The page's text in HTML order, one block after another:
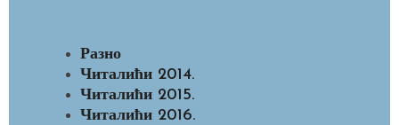
Разно
Читалићи 2014.
Читалићи 2015.
Читалићи 2016.